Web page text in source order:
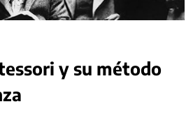
y su método